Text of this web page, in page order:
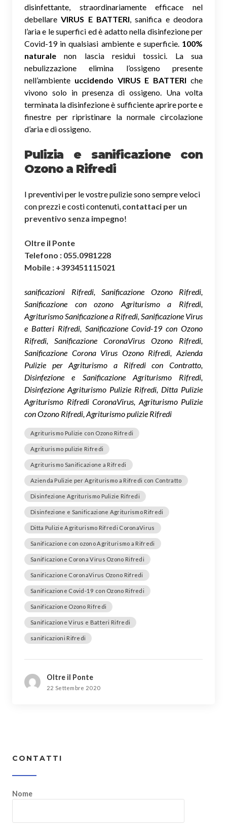
disinfettante, straordinariamente efficace nel
debellareVIRUS E BATTERI, sanifica e deodora
l’aria e le superfici ed è adatto nella disinfezione per
Covid-19 in qualsiasi ambiente e superficie. 100%
naturale non lascia residui tossici. La sua
nebulizzazione elimina l’ossigeno presente
nell’ambiente uccidendo VIRUS E BATTERI che
vivono solo in presenza di ossigeno. Una volta
terminata la disinfezione è sufficiente aprire porte e
finestre per ripristinare la normale circolazione
d’aria e di ossigeno.
Pulizia e sanificazione con
Ozono a Rifredi
I preventivi per le vostre pulizie sono sempre veloci
con prezzi e costi contenuti, contattaci per un
preventivo senza impegno!
Oltre il Ponte
Telefono : 055.0981228
Mobile : +393451115021
sanificazioni Rifredi, Sanificazione Ozono Rifredi,
Sanificazione con ozono Agriturismo a Rifredi,
Agriturismo Sanificazione a Rifredi, Sanificazione Virus
e Batteri Rifredi, Sanificazione Covid-19 con Ozono
Rifredi, Sanificazione CoronaVirus Ozono Rifredi,
Sanificazione Corona Virus Ozono Rifredi, Azienda
Pulizie per Agriturismo a Rifredi con Contratto,
Disinfezione e Sanificazione Agriturismo Rifredi,
Disinfezione Agriturismo Pulizie Rifredi, Ditta Pulizie
Agriturismo Rifredi CoronaVirus, Agriturismo Pulizie
con Ozono Rifredi, Agriturismo pulizie Rifredi
Agriturismo Pulizie con Ozono Rifredi
Agriturismo pulizie Rifredi
Agriturismo Sanificazione a Rifredi
Azienda Pulizie per Agriturismo a Rifredi con Contratto
Disinfezione Agriturismo Pulizie Rifredi
Disinfezione e Sanificazione Agriturismo Rifredi
Ditta Pulizie Agriturismo Rifredi CoronaVirus
Sanificazione con ozono Agriturismo a Rifredi
Sanificazione Corona Virus Ozono Rifredi
Sanificazione CoronaVirus Ozono Rifredi
Sanificazione Covid-19 con Ozono Rifredi
Sanificazione Ozono Rifredi
Sanificazione Virus e Batteri Rifredi
sanificazioni Rifredi
Oltre il Ponte
22 Settembre 2020
CONTATTI
Nome